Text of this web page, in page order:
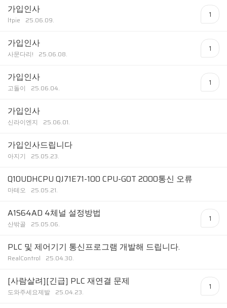
가입인사
ltpie 25.06.09.
1
가입인사
사문다리! 25.06.08.
1
가입인사
고돌이 25.06.04.
1
가입인사
신라이엔지 25.06.01.
가입인사드립니다
아지기 25.05.23.
Q10UDHCPU QJ71E71-100 CPU-GOT 2000통신 오류
마테오 25.05.21.
A1S64AD 4체널 설정방법
산밖골 25.05.06.
1
PLC 및 제어기기 통신프로그램 개발해 드립니다.
RealControl 25.04.30.
[사람살려][긴급] PLC 재연결 문제
도와주세요제발 25.04.23.
1